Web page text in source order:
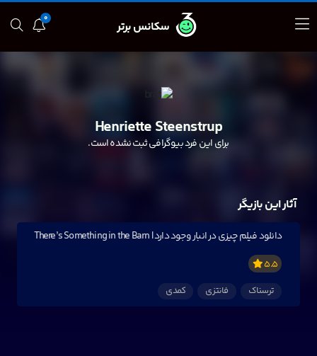
0
سکانس برتر
Henriette Steenstrup
برای این فرد بیوگرافی ثبت نشده است.
آثار این بازیگر
دانلود فیلم چیزی در انبار وجود دارد | There’s Something in the Barn
5.5
ترسناک
فانتزی کمدی